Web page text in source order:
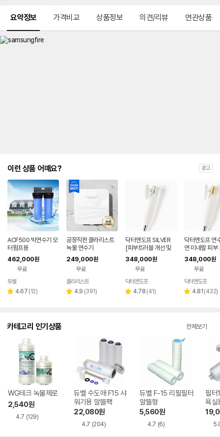
요약정보 가격비교 상품정보 의견/리뷰 연관상품
이런 상품 어때요? 광고
ACF500 빅연수기 모
터펌프용
462,000원
무료
듀벨
별 4.67 리
(12)
공장직판 클라리스트
녹물 연수기
249,000원
무료
클라리스트
별 4.9 리
(391)
닥터엔도프 SILVER
[피부트러블 개선 및
예방]
348,000원
무료
닥터엔도프
별 4.78 리
(41)
닥터엔도프 연
연 미네랄 피부
348,000원
무료
닥터엔도프
별 4.81 리
(432)
카테고리 인기상품 전체보기
WG테크 녹물제로
2,540원
4.7 (129)
듀벨 수도애 F15 샤
워기용 알뜰팩
22,080원
4.7 (204)
듀벨 F-15 리필필터
알뜰형
5,560원
4.7 (6)
필터
욕실